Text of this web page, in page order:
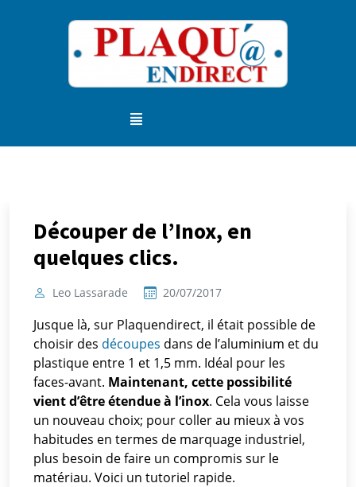
Découper de l’Inox, en
quelques clics.
Leo Lassarade 20/07/2017
Jusque là, sur Plaquendirect, il était possible de
choisir des découpes dans de l’aluminium et du
plastique entre 1 et 1,5 mm. Idéal pour les
faces-avant. Maintenant, cette possibilité
vient d’être étendue à l’inox. Cela vous laisse
un nouveau choix; pour coller au mieux à vos
habitudes en termes de marquage industriel,
plus besoin de faire un compromis sur le
matériau. Voici un tutoriel rapide.